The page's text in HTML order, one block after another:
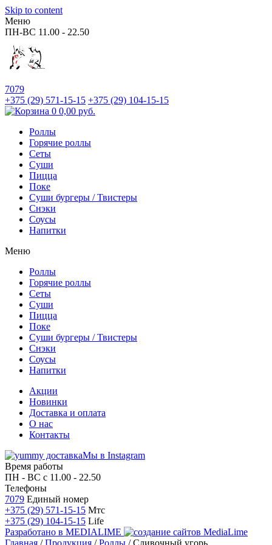
Skip to content
Меню
ПН-ВС 11.00 - 22.50
7079
+375 (29) 571-15-15 +375 (29) 104-15-15
0 0,00 руб.
Роллы
Горячие роллы
Сеты
Суши
Пицца
Поке
Суши бургеры / Твистеры
Снэки
Соусы
Напитки
Меню
Роллы
Горячие роллы
Сеты
Суши
Пицца
Поке
Суши бургеры / Твистеры
Снэки
Соусы
Напитки
Акции
Новинки
Доставка и оплата
О нас
Контакты
Мы в Instagram
Время работы
ПН - ВС с 11.00 - 22.50
Телефоны
7079 Единый номер
+375 (29) 571-15-15 Мтс
+375 (29) 104-15-15 Life
Разработано в MEDIALIME
Главная /Продукция /Роллы /Сливочный угорь